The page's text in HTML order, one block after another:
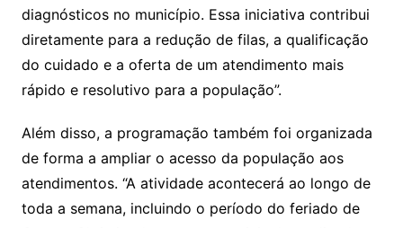
diagnósticos no município. Essa iniciativa contribui
diretamente para a redução de filas, a qualificação
do cuidado e a oferta de um atendimento mais
rápido e resolutivo para a população”.
Além disso, a programação também foi organizada
de forma a ampliar o acesso da população aos
atendimentos. “A atividade acontecerá ao longo de
toda a semana, incluindo o período do feriado de